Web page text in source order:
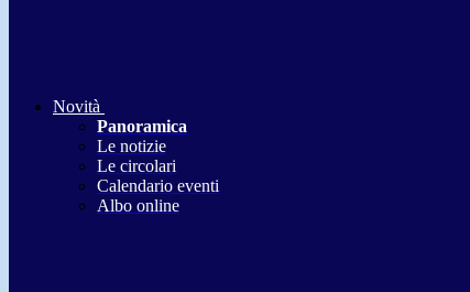
Novità
Panoramica
Le notizie
Le circolari
Calendario eventi
Albo online